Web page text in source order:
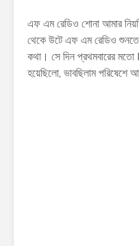
এফ এম রেডিও শোনা আমার
থেকে উটে এফ এম রেডিও শুনতে
কথা। সে দিন প্রথমবারের
হয়েছিলো, ভাবছিলাম পরিষেশে